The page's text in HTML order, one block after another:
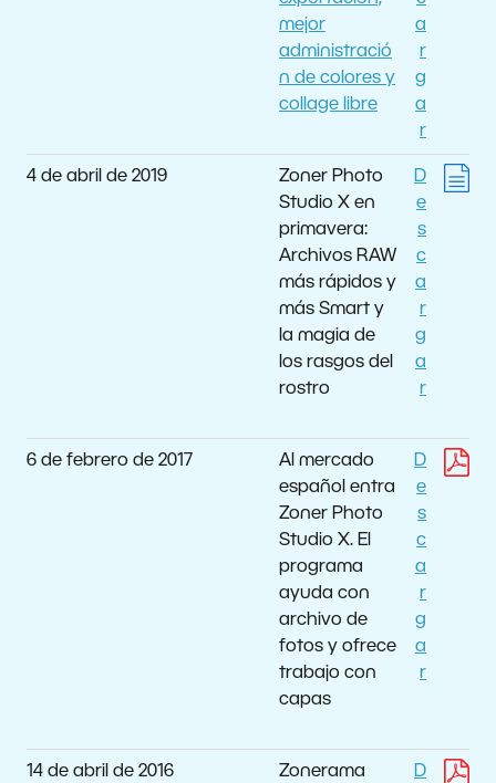
mejor
administració
n de colores y
collage libre
a
r
g
a
r
4 de abril de 2019
Zoner Photo
Studio X en
primavera:
Archivos RAW
más rápidos y
más Smart y
la magia de
los rasgos del
rostro
D
e
s
c
a
r
g
a
r
6 de febrero de 2017
Al mercado
español entra
Zoner Photo
Studio X. El
programa
ayuda con
archivo de
fotos y ofrece
trabajo con
capas
D
e
s
c
a
r
g
a
r
14 de abril de 2016 Zonerama D